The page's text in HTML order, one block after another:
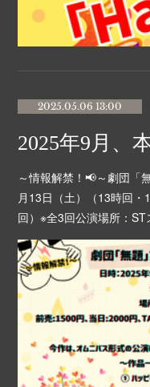
2025.05.06 13:00
2025年9月、
～情報解禁！📢～劇団「
月13日（土）（13時
回）※全3回公演場所：